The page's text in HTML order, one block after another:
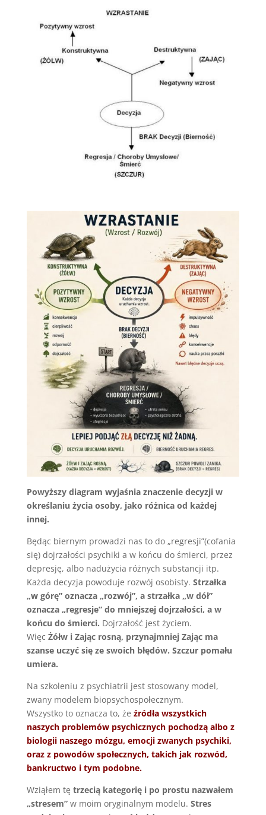
Powyższy diagram wyjaśnia znaczenie decyzji w
określaniu życia osoby, jako różnica od każdej
innej.
Będąc biernym prowadzi nas to do „regresji”(cofania
się) dojrzałości psychiki a w końcu do śmierci, przez
depresję, albo nadużycia różnych substancji itp.
Każda decyzja powoduje rozwój osobisty. Strzałka
„w górę” oznacza „rozwój”, a strzałka „w dół”
oznacza „regresje” do mniejszej dojrzałości, a w
końcu do śmierci. Dojrzałość jest życiem.
Więc Żółw i Zając rosną, przynajmniej Zając ma
szanse uczyć się ze swoich błędów. Szczur pomału
umiera.
Na szkoleniu z psychiatrii jest stosowany model,
zwany modelem biopsychospołecznym.
Wszystko to oznacza to, że źródła wszystkich
naszych problemów psychicznych pochodzą albo z
biologii naszego mózgu, emocji zwanych psychiki,
oraz z powodów społecznych, takich jak rozwód,
bankructwo i tym podobne.
Wziąłem tę trzecią kategorię i po prostu nazwałem
„stresem”w moim oryginalnym modelu. Stres